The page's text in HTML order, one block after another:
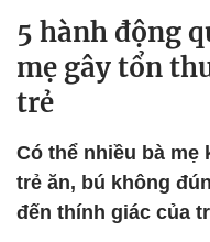
5 hành động
mẹ gây tổn
trẻ
Có thể nhiều bà
trẻ ăn, bú không
đến thính giác của